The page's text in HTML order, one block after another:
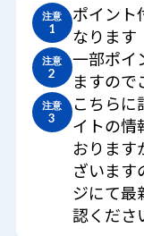
注意
1
ポイント
なります
注意
2
一部ポイ
ますので
注意
3
こちらに
イトの情
おります
ざいます
ジにて最
認くださ